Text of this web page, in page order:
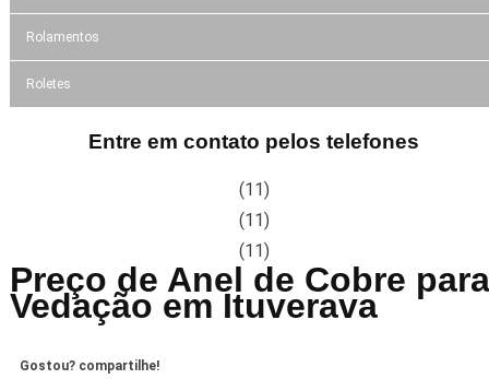
Rolamentos
Roletes
Entre em contato pelos telefones
(11)
(11)
(11)
Preço de Anel de Cobre para
Vedação em Ituverava
Gostou? compartilhe!